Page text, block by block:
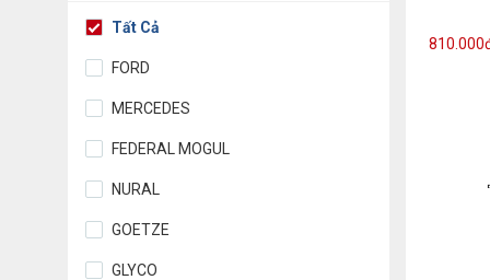
Tất Cả
FORD
MERCEDES
FEDERAL MOGUL
NURAL
GOETZE
GLYCO